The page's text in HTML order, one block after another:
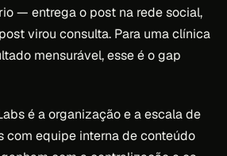
— entrega o post na rede social,
virou consulta. Para uma clínica
mensurável, esse é o gap
é a organização e a escala de
com equipe interna de conteúdo